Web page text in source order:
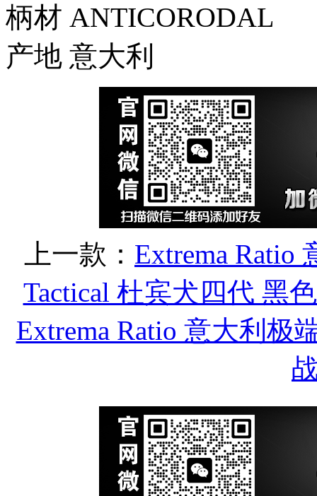
柄材 ANTICORODAL
产地 意大利
上一款： Extrema Ratio
Tactical 杜宾犬四代 黑
Extrema Ratio 意大利极